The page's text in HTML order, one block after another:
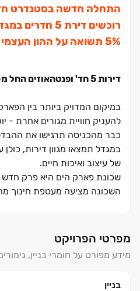
התחלה חדשה בסטנדרט
רוכשים דירת ‏5 חדרים במגדל יובלים פארק הים נתניה, ונהנים מ:
דירות ‏5 חד' ופנטהאוזים החל מ‏-‏3,590,000 ‏₪
להעניק חוויית מגורים אחרת ‏-
כבר מהכניסה תרגישו את
במגדל תמצאו מגוון דירות,
של עיצוב ואיכות חיים.
שכונת פארק הים היא פרק חדש
השכונה מציעה מעטפת חינוך
החוף.
זוהי ההזדמנות שלכם לגור
*בכפוף להלוואת קבלן
מפרטי הפרויקט
מידע מפורט על חומרי בניין,
בניין